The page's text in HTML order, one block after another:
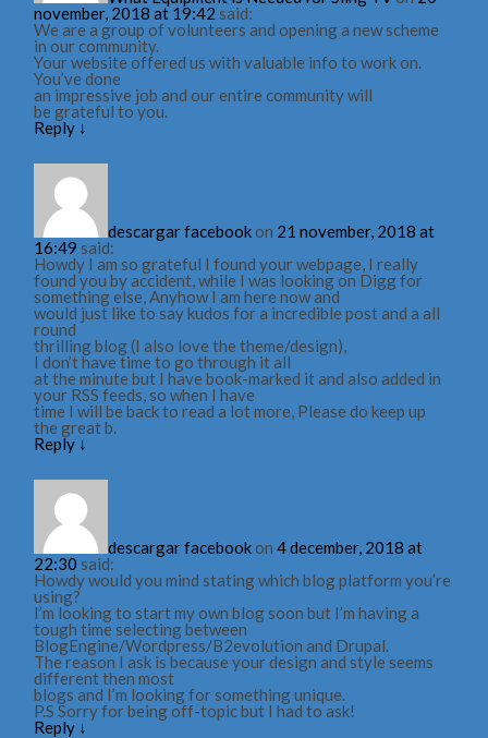
november, 2018 at 19:42 said:
We are a group of volunteers and opening a new scheme
in our community.
Your website offered us with valuable info to work on.
You’ve done
an impressive job and our entire community will
be grateful to you.
Reply ↓
descargar facebookon 21 november, 2018 at
16:49 said:
Howdy I am so grateful I found your webpage, I really
found you by accident, while I was looking on Digg for
something else, Anyhow I am here now and
would just like to say kudos for a incredible post and a all
round
thrilling blog (I also love the theme/design),
I don’t have time to go through it all
at the minute but I have book-marked it and also added in
your RSS feeds, so when I have
time I will be back to read a lot more, Please do keep up
the great b.
Reply ↓
descargar facebookon4 december, 2018 at
22:30 said:
Howdy would you mind stating which blog platform you’re
using?
I’m looking to start my own blog soon but I’m having a
tough time selecting between
BlogEngine/Wordpress/B2evolution and Drupal.
The reason I ask is because your design and style seems
different then most
blogs and I’m looking for something unique.
P.S Sorry for being off-topic but I had to ask!
Reply ↓